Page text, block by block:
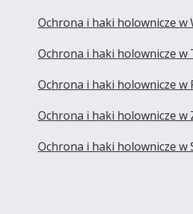
Ochrona i haki holownicze w
Ochrona i haki holownicze w
Ochrona i haki holownicze w
Ochrona i haki holownicze w
Ochrona i haki holownicze w